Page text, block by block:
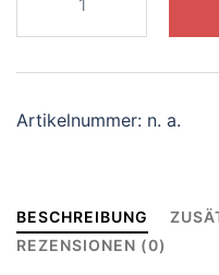
splendid-
zebra
Menge
Artikelnummer: n. a.
BESCHREIBUNG
REZENSIONEN (0)